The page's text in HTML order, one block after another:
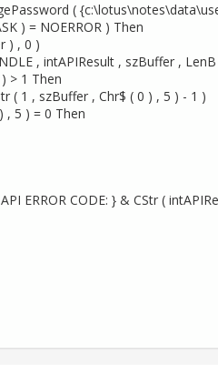
(
) = NOERROR ) Then
) , 0 )
, intAPIResult , szBuffer ,
> 1 Then
( 1 , szBuffer , Chr$ ( 0 ) , 5 ) - 1 )
, 5 ) = 0 Then
ERROR CODE: } & CStr (